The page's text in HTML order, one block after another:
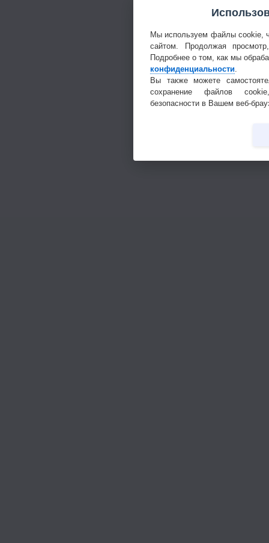
Мы используем файлы cookie,
сайтом. Продолжая
Подробнее о том, как мы
конфиденциальности.
Вы также можете
сохранение файлов
безопасности в Вашем веб-